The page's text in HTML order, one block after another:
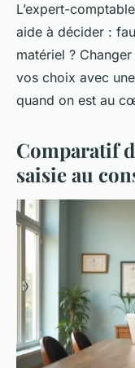
L’expert-
aide à décider :
matériel ?
vos choix avec
quand on est au
Comparatif
saisie au